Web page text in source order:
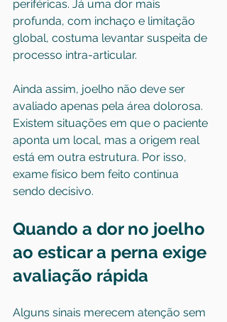
periféricas. Já uma dor mais
profunda, com inchaço e limitação
global, costuma levantar suspeita de
processo intra-articular.
Ainda assim, joelho não deve ser
avaliado apenas pela área dolorosa.
Existem situações em que o paciente
aponta um local, mas a origem real
está em outra estrutura. Por isso,
exame físico bem feito continua
sendo decisivo.
Quando a dor no joelho
ao esticar a perna exige
avaliação rápida
Alguns sinais merecem atenção sem